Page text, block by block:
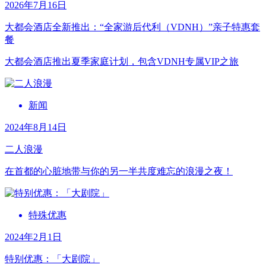
2026年7月16日
大都会酒店全新推出：“全家游后代利（VDNH）”亲子特惠套
餐
大都会酒店推出夏季家庭计划，包含VDNH专属VIP之旅
新闻
2024年8月14日
二人浪漫
在首都的心脏地带与你的另一半共度难忘的浪漫之夜！
特殊优惠
2024年2月1日
特别优惠：「大剧院」